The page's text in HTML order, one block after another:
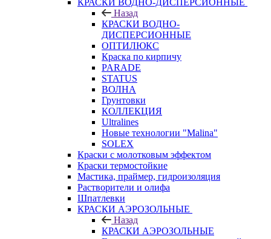
КРАСКИ ВОДНО-ДИСПЕРСИОННЫЕ
Назад
КРАСКИ ВОДНО-
ДИСПЕРСИОННЫЕ
ОПТИЛЮКС
Краска по кирпичу
PARADE
STATUS
ВОЛНА
Грунтовки
КОЛЛЕКЦИЯ
Ultralines
Новые технологии "Malina"
SOLEX
Краски с молотковым эффектом
Краски термостойкие
Мастика, праймер, гидроизоляция
Растворители и олифа
Шпатлевки
КРАСКИ АЭРОЗОЛЬНЫЕ
Назад
КРАСКИ АЭРОЗОЛЬНЫЕ